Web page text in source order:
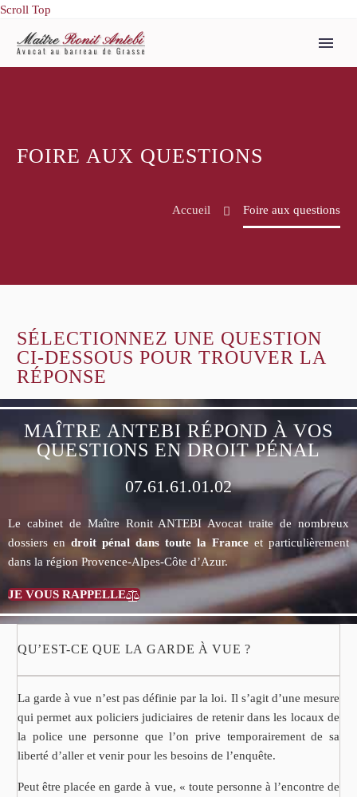
Scroll Top
FOIRE AUX QUESTIONS
Accueil Foire aux questions
SÉLECTIONNEZ UNE QUESTION
CI-DESSOUS POUR TROUVER LA
RÉPONSE
MAÎTRE ANTEBI RÉPOND À VOS
QUESTIONS EN DROIT PÉNAL
07.61.61.01.02
Le cabinet de Maître Ronit ANTEBI Avocat traite de nombreux
dossiers en droit pénal dans toute la France et particulièrement
dans la région Provence-Alpes-Côte d’Azur.
JE VOUS RAPPELLE
QU’EST-CE QUE LA GARDE À VUE ?
La garde à vue n’est pas définie par la loi. Il s’agit d’une mesure
qui permet aux policiers judiciaires de retenir dans les locaux de
la police une personne que l’on prive temporairement de sa
liberté d’aller et venir pour les besoins de l’enquête.
Peut être placée en garde à vue, « toute personne à l’encontre de